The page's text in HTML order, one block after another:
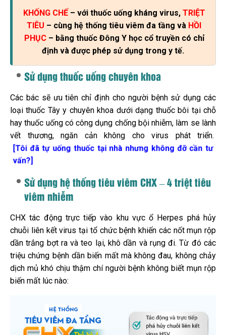
KHỐNG CHẾ– với thuốc uống kháng virus, TRIỆT
TIÊU – cùng hệ thống tiêu viêm đa tầng và HỒI
PHỤC– bằng thuốc Đông Y học cổ truyền có chỉ
định và được phép sử dụng trong y tế.
Sử dụng thuốc uống chuyên khoa
Các bác sẽ ưu tiên chỉ định cho người bệnh sử dụng các
loại thuốc Tây y chuyên khoa dưới dạng thuốc bôi tại chỗ
hay thuốc uống có công dụng chống bội nhiễm, làm se lành
vết thương, ngăn cản không cho virus phát triển.
[Tôi đã tự uống thuốc tại nhà nhưng không đỡ cần tư
vấn?]
Sử dụng hệ thống tiêu viêm CHX – 4 triệt tiêu
viêm nhiễm
CHX tác động trực tiếp vào khu vực ổ Herpes phá hủy
chuỗi liên kết virus tại tổ chức bệnh khiến các nốt mụn rộp
dần trắng bợt ra và teo lại, khô dần và rụng đi. Từ đó các
triệu chứng bệnh dần biến mất mà không đau, không chảy
dịch mủ khó chịu thậm chí người bệnh không biết mụn rộp
biến mất lúc nào: